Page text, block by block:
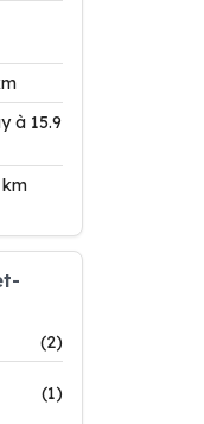
à 15.9
km
(2)
(1)